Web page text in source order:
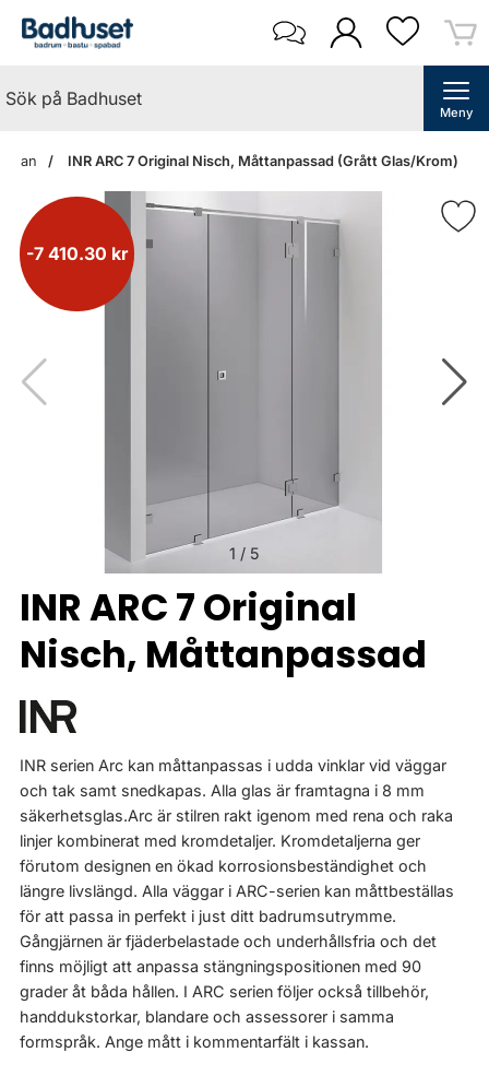
Meny
INR ARC 7 Original Nisch, Måttanpassad (Grått Glas/Krom)
-7 410.30 kr
1 / 5
INR ARC 7 Original
Nisch, Måttanpassad
INR serien Arc kan måttanpassas i udda vinklar vid väggar
och tak samt snedkapas. Alla glas är framtagna i 8 mm
säkerhetsglas.Arc är stilren rakt igenom med rena och raka
linjer kombinerat med kromdetaljer. Kromdetaljerna ger
förutom designen en ökad korrosionsbeständighet och
längre livslängd. Alla väggar i ARC-serien kan måttbeställas
för att passa in perfekt i just ditt badrumsutrymme.
Gångjärnen är fjäderbelastade och underhållsfria och det
finns möjligt att anpassa stängningspositionen med 90
grader åt båda hållen. I ARC serien följer också tillbehör,
handdukstorkar, blandare och assessorer i samma
formspråk. Ange mått i kommentarfält i kassan.